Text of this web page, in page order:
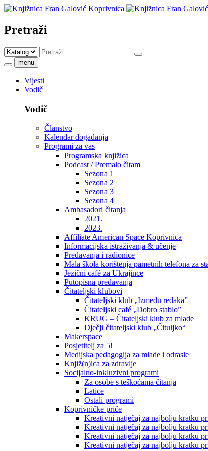
Pretraži
menu
Vijesti
Vodič
Vodič
Članstvo
Kalendar događanja
Programi za vas
Programska knjižica
Podcast / Premalo čitam
Sezona 1
Sezona 2
Sezona 3
Sezona 4
Ambasadori čitanja
2021.
2023.
Affiliate American Space Koprivnica
Informacijska istraživanja & učenje
Predavanja i radionice
Mala škola korištenja pametnih telefona za
Jezični café za Ukrajince
Putopisna predavanja
Čitateljski klubovi
Čitateljski klub „Između redaka”
Čitateljski café „Dobro stablo”
KRUG – Čitateljski klub za mlade
Dječji čitateljski klub „Čituljko“
Makerspace
Posjetitelj za 5!
Medijska pedagogija za mlade i odrasle
Knjiž(n)ica za zdravlje
Socijalno-inkluzivni programi
Za osobe s teškoćama čitanja
Latice
Ostali programi
Koprivničke priče
Kreativni natječaj za najbolju kratku
Kreativni natječaj za najbolju kratku
Kreativni natječaj za najbolju kratku
Kreativni natječaj za najbolju kratku